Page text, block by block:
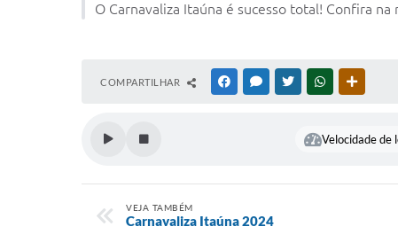
O Carnavaliza Itaúna é sucesso total! Confira
COMPARTILHAR FACEBOOKMESSENGER
TWITTERWHATSAPP
Velocidade de
VEJA TAMBÉM
Carnavaliza Itaúna 2024